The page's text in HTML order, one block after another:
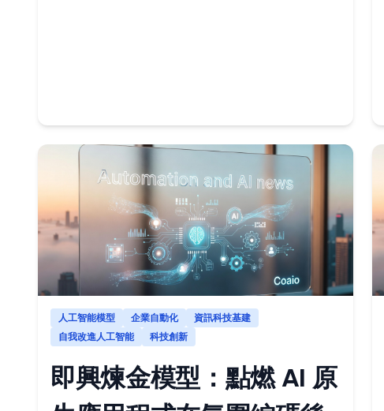
人工智能模型 企業自動化
資訊科技基建
自我改進人工智能
科技創新
即興煉金模型：點燃 AI 原